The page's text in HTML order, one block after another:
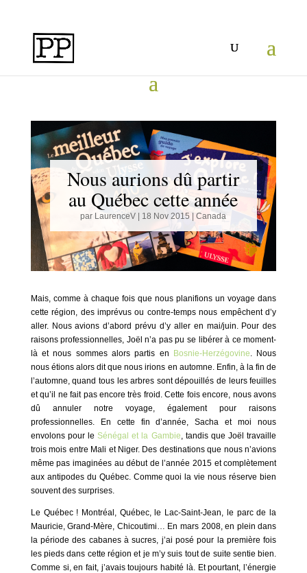
Nous aurions dû partir
au Québec cette année
par LaurenceV 18 Nov 2015 |Canada
Mais, comme à chaque fois que nous planifions un voyage dans
cette région, des imprévus ou contre-temps nous empêchent d’y
aller. Nous avions d’abord prévu d’y aller en mai/juin. Pour des
raisons professionnelles, Joël n’a pas pu se libérer à ce moment-
là et nous sommes alors partis en Bosnie-Herzégovine . Nous
nous étions alors dit que nous irions en automne. Enfin, à la fin de
l’automne, quand tous les arbres sont dépouillés de leurs feuilles
et qu’il ne fait pas encore très froid. Cette fois encore, nous avons
dû annuler notre voyage, également pour raisons
professionnelles. En cette fin d’année, Sacha et moi nous
envolons pour leSénégal et la Gambie , tandis que Joël travaille
trois mois entre Mali et Niger. Des destinations que nous n’avions
même pas imaginées au début de l’année 2015 et complètement
aux antipodes du Québec. Comme quoi la vie nous réserve bien
souvent des surprises.
Le Québec ! Montréal, Québec, le Lac-Saint-Jean, le parc de la
Mauricie, Grand-Mère, Chicoutimi… En mars 2008, en plein dans
la période des cabanes à sucres, j’ai posé pour la première fois
les pieds dans cette région et je m’y suis tout de suite sentie bien.
Comme si, en fait, j’avais toujours habité là. Et pourtant, l’énergie